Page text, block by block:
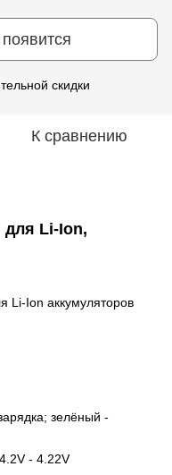
скидки
К сравнению
для Li-Ion,
Li-Ion аккумуляторов
зелёный -
- 4.22V